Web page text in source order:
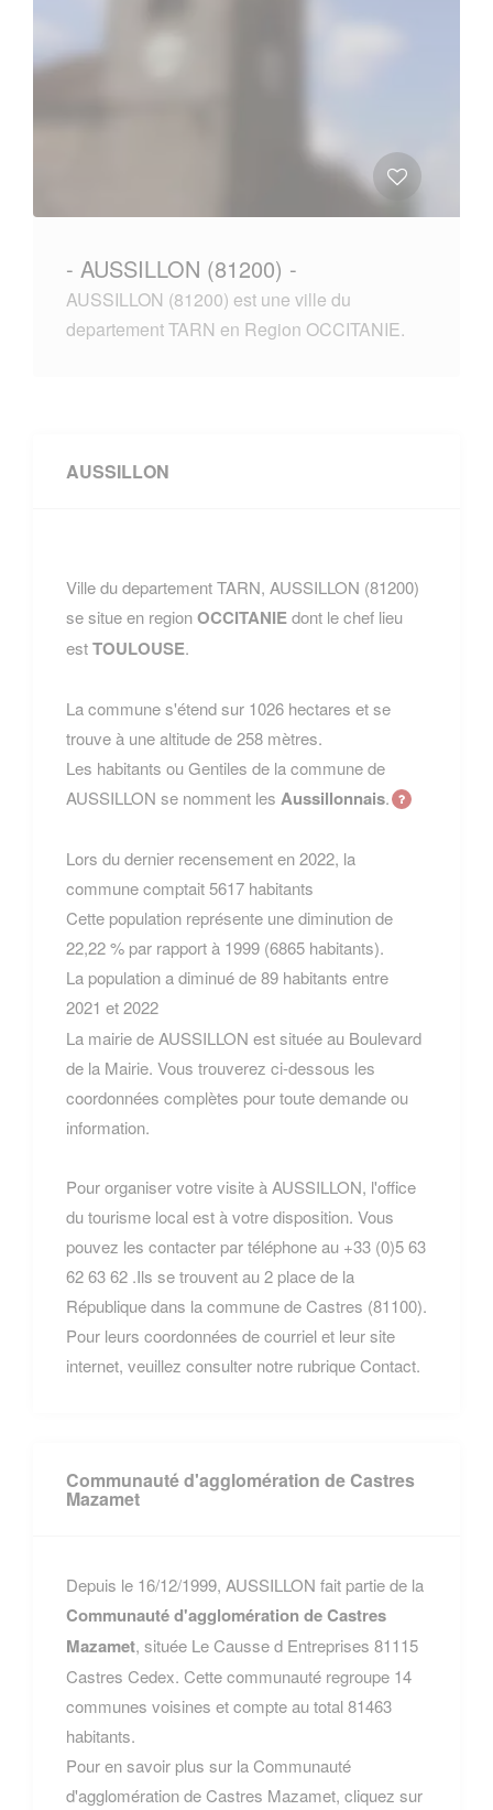
- AUSSILLON (81200) -
AUSSILLON (81200) est une ville du
departement TARN en Region OCCITANIE.
AUSSILLON
Ville du departement TARN, AUSSILLON (81200)
se situe en regionOCCITANIEdont le chef lieu
estTOULOUSE.
La commune s'étend sur 1026 hectares et se
trouve à une altitude de 258 mètres.
Les habitants ou Gentiles de la commune de
AUSSILLON se nomment les Aussillonnais.
Lors du dernier recensement en 2022, la
commune comptait 5617 habitants
Cette population représente une diminution de
22,22 % par rapport à 1999 (6865 habitants).
La population a diminué de 89 habitants entre
2021 et 2022
La mairie de AUSSILLON est située au Boulevard
de la Mairie. Vous trouverez ci-dessous les
coordonnées complètes pour toute demande ou
information.
Pour organiser votre visite à AUSSILLON, l'office
du tourisme local est à votre disposition. Vous
pouvez les contacter par téléphone au +33 (0)5 63
62 63 62 .Ils se trouvent au 2 place de la
République dans la commune de Castres (81100).
Pour leurs coordonnées de courriel et leur site
internet, veuillez consulter notre rubrique Contact.
Communauté d'agglomération de Castres
Mazamet
Depuis le 16/12/1999, AUSSILLON fait partie de la
Communauté d'agglomération de Castres
Mazamet, située Le Causse d Entreprises 81115
Castres Cedex. Cette communauté regroupe 14
communes voisines et compte au total 81463
habitants.
Pour en savoir plus sur la Communauté
d'agglomération de Castres Mazamet, cliquez sur